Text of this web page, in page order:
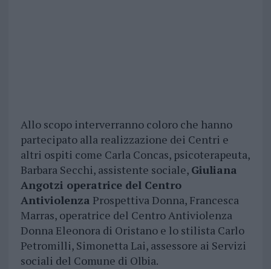
Allo scopo interverranno coloro che hanno
partecipato alla realizzazione dei Centri e
altri ospiti come Carla Concas, psicoterapeuta,
Barbara Secchi, assistente sociale, Giuliana
Angotzi operatrice del Centro
Antiviolenza Prospettiva Donna, Francesca
Marras, operatrice del Centro Antiviolenza
Donna Eleonora di Oristano e lo stilista Carlo
Petromilli, Simonetta Lai, assessore ai Servizi
sociali del Comune di Olbia.